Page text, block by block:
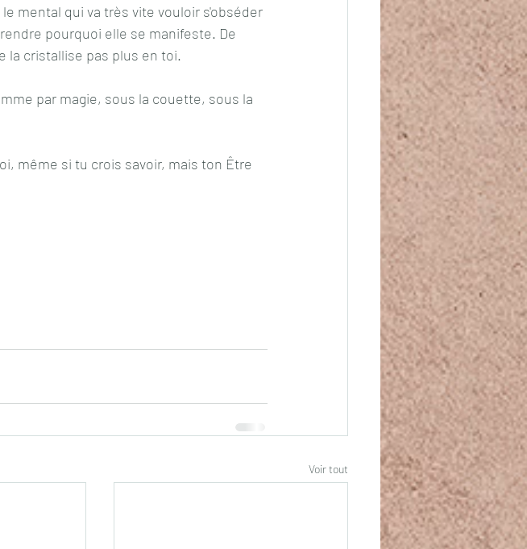
mental qui va très vite vouloir s'obséder
pourquoi elle se manifeste. De
la cristallise pas plus en toi.
par magie, sous la couette, sous la
même si tu crois savoir, mais ton Être
Voir tout